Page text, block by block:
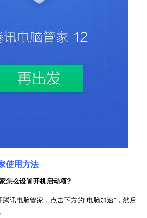
使用方法
怎么设置开机启动项?
讯电脑管家，点击下方的“电脑加速”，然后